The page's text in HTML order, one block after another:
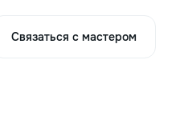
Связаться с мастером